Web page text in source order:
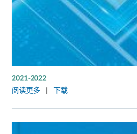
2021-2022
阅读更多 | 下载